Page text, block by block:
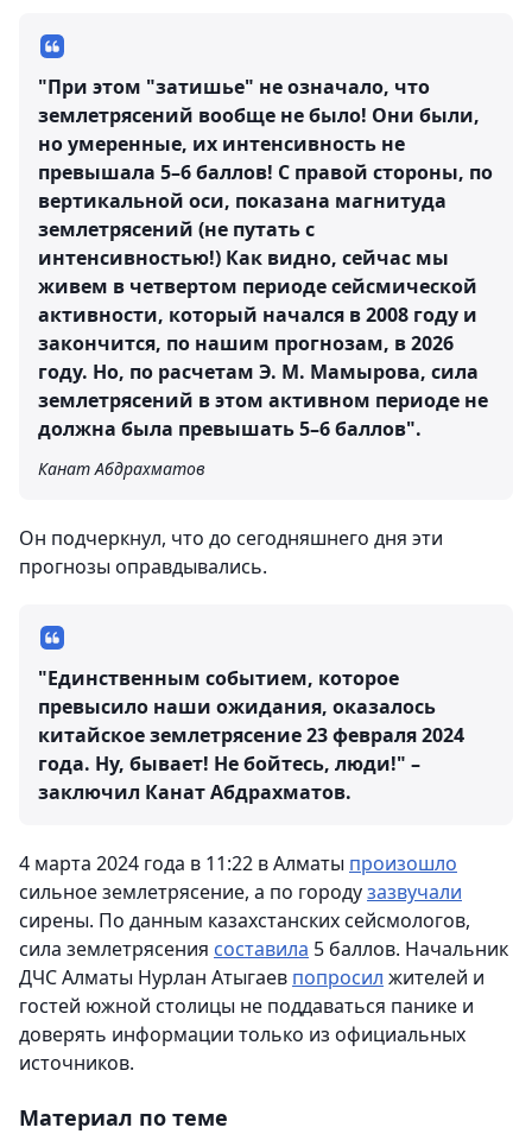
"При этом "затишье" не означало, что
землетрясений вообще не было! Они были,
но умеренные, их интенсивность не
превышала 5–6 баллов! С правой стороны, по
вертикальной оси, показана магнитуда
землетрясений (не путать с
интенсивностью!) Как видно, сейчас мы
живем в четвертом периоде сейсмической
активности, который начался в 2008 году и
закончится, по нашим прогнозам, в 2026
году. Но, по расчетам Э. М. Мамырова, сила
землетрясений в этом активном периоде не
должна была превышать 5–6 баллов".
Канат Абдрахматов
Он подчеркнул, что до сегодняшнего дня эти
прогнозы оправдывались.
"Единственным событием, которое
превысило наши ожидания, оказалось
китайское землетрясение 23 февраля 2024
года. Ну, бывает! Не бойтесь, люди!" –
заключил Канат Абдрахматов.
4 марта 2024 года в 11:22 в Алматы произошло
сильное землетрясение, а по городузазвучали
сирены. По данным казахстанских сейсмологов,
сила землетрясения составила 5 баллов. Начальник
ДЧС Алматы Нурлан Атыгаев попросил жителей и
гостей южной столицы не поддаваться панике и
доверять информации только из официальных
источников.
Материал по теме